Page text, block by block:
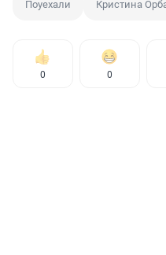
Поуехали Кристина
0 0